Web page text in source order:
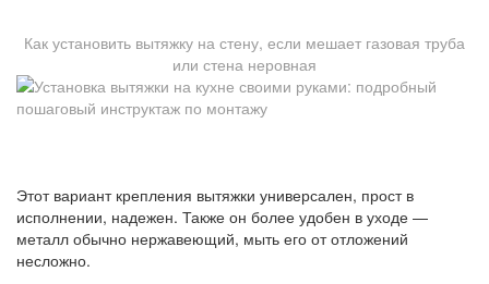
Как установить вытяжку на стену, если мешает газовая труба
или стена неровная
Этот вариант крепления вытяжки универсален, прост в
исполнении, надежен. Также он более удобен в уходе —
металл обычно нержавеющий, мыть его от отложений
несложно.